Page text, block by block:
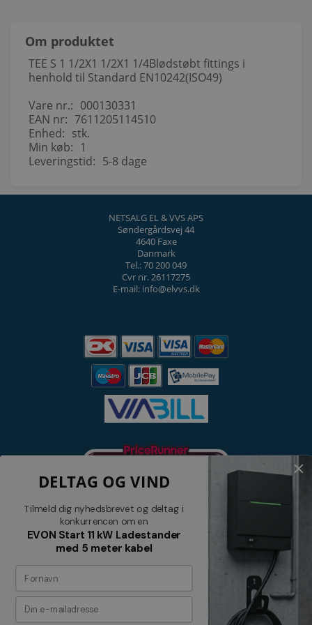
Om produktet
TEE S 1 1/2X1 1/2X1 1/4Blødstøbt fittings i
henhold til Standard EN10242(ISO49)
Vare nr.: 000130331
EAN nr: 7611205114510
Enhed: stk.
Min køb: 1
Leveringstid: 5-8 dage
NETSALG EL & VVS APS
Søndergårdsvej 44
4640 Faxe
Danmark
Tel.: 70 200 049
Cvr nr. 26117275
E-mail: info@elvvs.dk
Nyhedsbrev
Tilmeld dig vores nyhedsbrev og
modtag relevante tilbud og nyheder
DELTAG OG VIND
Tilmeld dig nyhedsbrevet og deltag i
konkurrencen om en
EVON Start 11 kW Ladestander
med 5 meter kabel